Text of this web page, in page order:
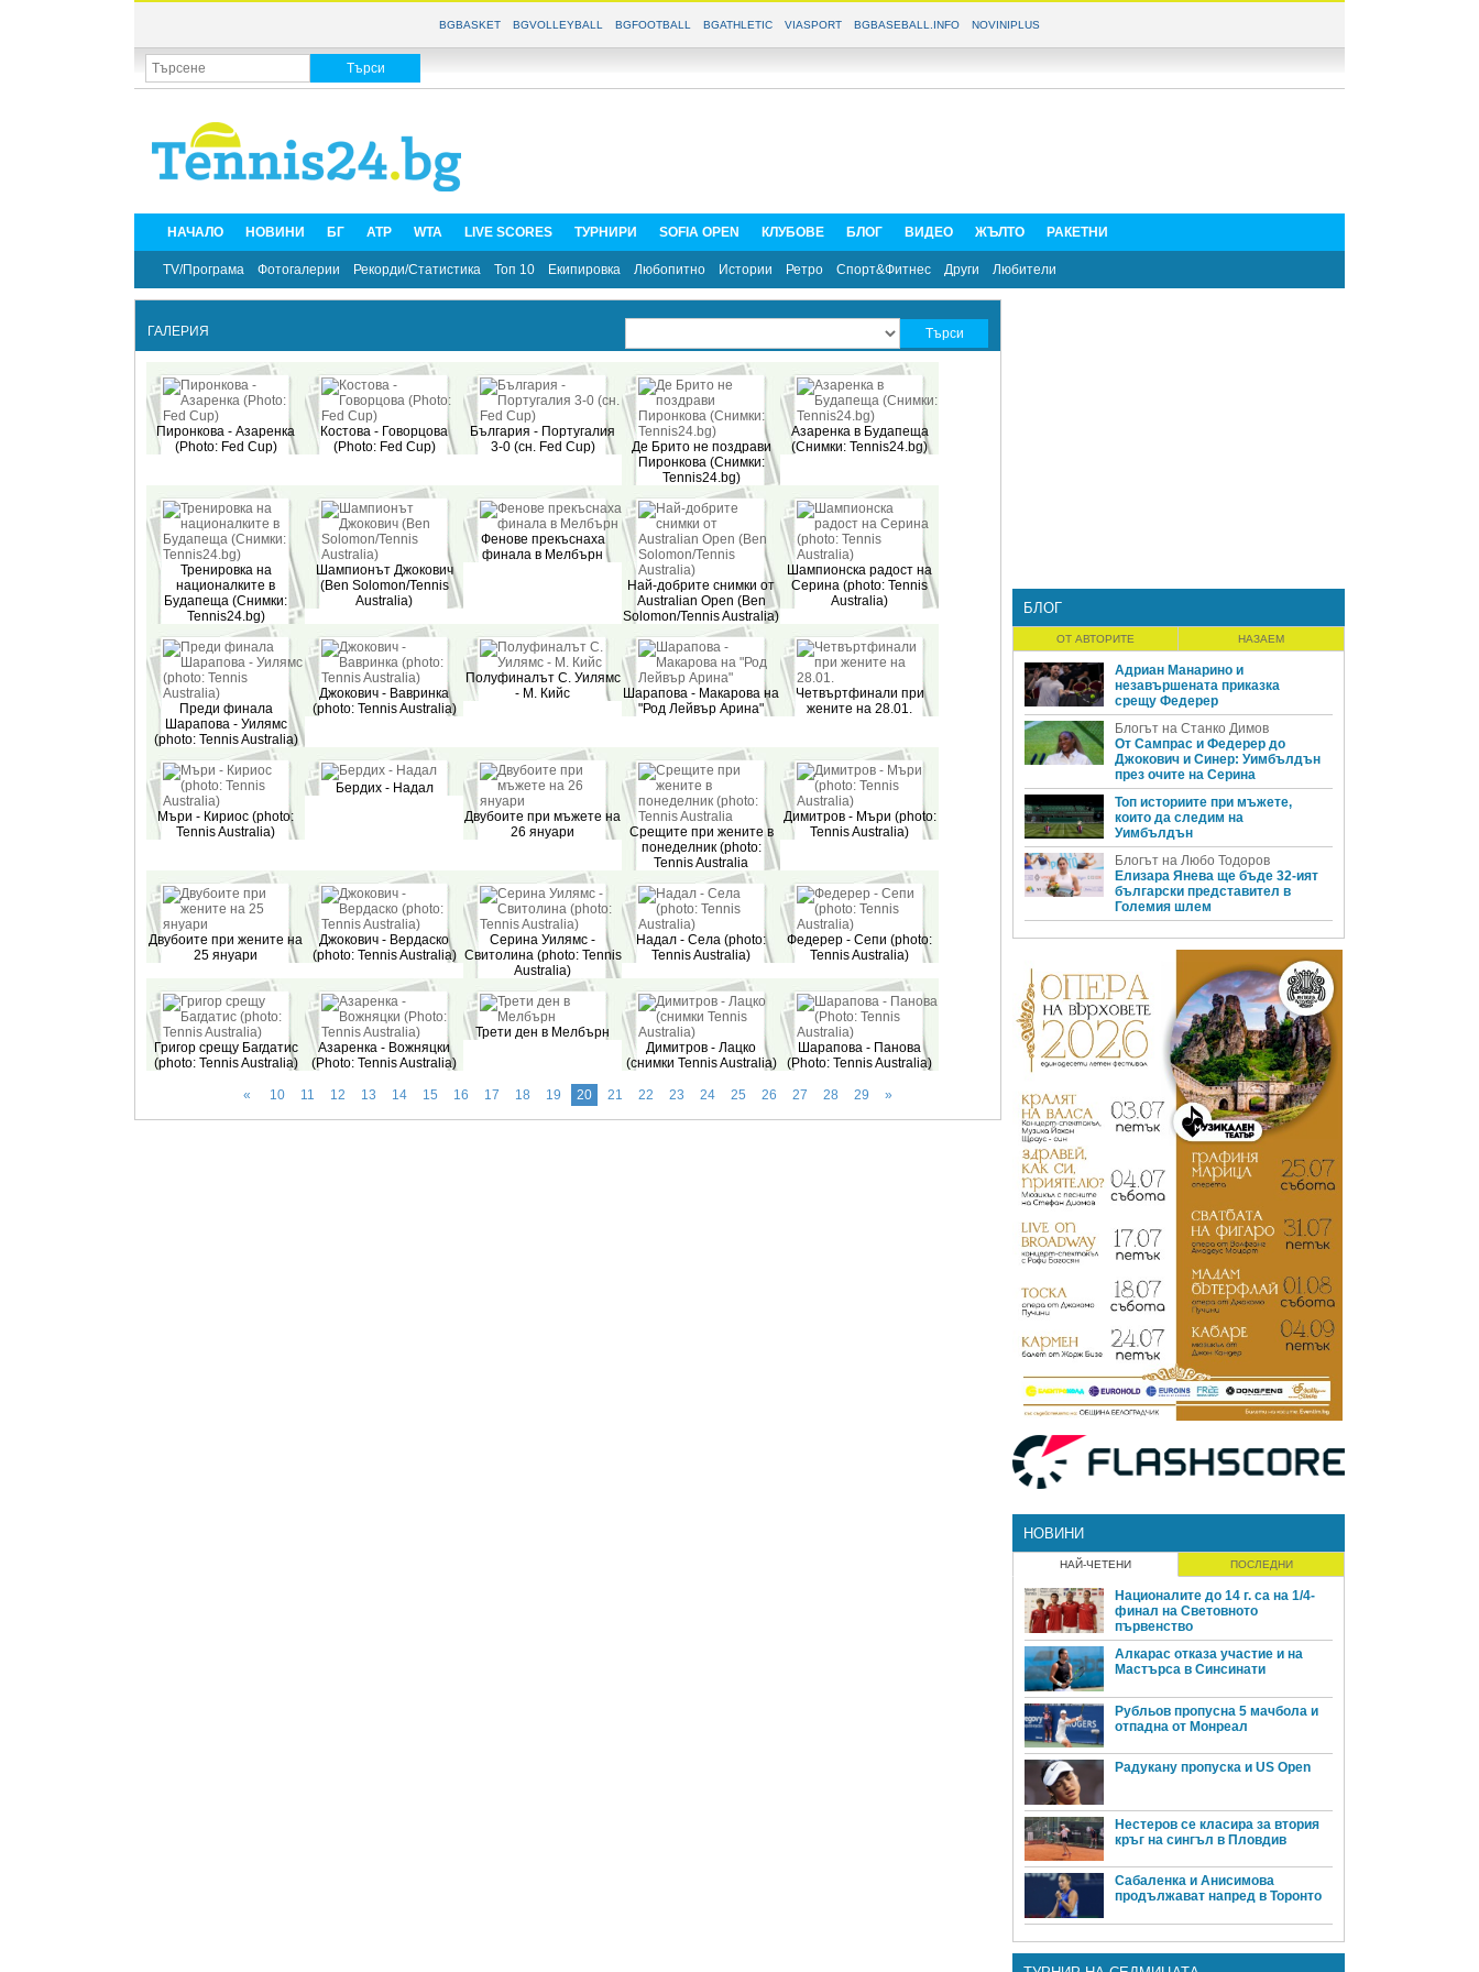
BGBASKET BGVOLLEYBALL BGFOOTBALL BGATHLETIC VIASPORT BGBASEBALL.INFO NOVINIPLUS
НАЧАЛО НОВИНИ БГ ATP WTA LIVE SCORES ТУРНИРИ SOFIA OPEN КЛУБОВЕ БЛОГ ВИДЕО ЖЪЛТО РАКЕТНИ
TV/Програма Фотогалерии Рекорди/Статистика Топ 10 Екипировка Любопитно Истории Ретро Спорт&Фитнес Други Любители
ГАЛЕРИЯ
Пиронкова - Азаренка
(Photo: Fed Cup)
Костова - Говорцова
(Photo: Fed Cup)
България - Португалия
3-0 (сн. Fed Cup)
Де Брито не поздрави
Пиронкова (Снимки:
Tennis24.bg)
Азаренка в Будапеща
(Снимки: Tennis24.bg)
Тренировка на
националките в
Будапеща (Снимки:
Tennis24.bg)
Шампионът Джокович
(Ben Solomon/Tennis
Australia)
Фенове прекъснаха
финала в Мелбърн
Най-добрите снимки от
Australian Open (Ben
Solomon/Tennis Australia)
Шампионска радост на
Серина (photo: Tennis
Australia)
Преди финала
Шарапова - Уилямс
(photo: Tennis Australia)
Джокович - Вавринка
(photo: Tennis Australia)
Полуфиналът С. Уилямс
- М. Кийс
Шарапова - Макарова на
"Род Лейвър Арина"
Четвъртфинали при
жените на 28.01.
Мъри - Кириос (photo:
Tennis Australia)
Бердих - Надал
Двубоите при мъжете на
26 януари
Срещите при жените в
понеделник (photo:
Tennis Australia
Димитров - Мъри (photo:
Tennis Australia)
Двубоите при жените на
25 януари
Джокович - Вердаско
(photo: Tennis Australia)
Серина Уилямс -
Свитолина (photo: Tennis
Australia)
Надал - Села (photo:
Tennis Australia)
Федерер - Сепи (photo:
Tennis Australia)
Григор срещу Багдатис
(photo: Tennis Australia)
Азаренка - Вожняцки
(Photo: Tennis Australia)
Трети ден в Мелбърн
Димитров - Лацко
(снимки Tennis Australia)
Шарапова - Панова
(Photo: Tennis Australia)
« 10 11 12 13 14 15 16 17 18 19 20 21 22 23 24 25 26 27 28 29 »
БЛОГ
ОТ АВТОРИТЕ НАЗАЕМ
Адриан Манарино и
незавършената приказка
срещу Федерер
Блогът на Станко Димов
От Сампрас и Федерер до
Джокович и Синер: Уимбълдън
през очите на Серина
Топ историите при мъжете,
които да следим на
Уимбълдън
Блогът на Любо Тодоров
Елизара Янева ще бъде 32-ият
български представител в
Големия шлем
НОВИНИ
НАЙ-ЧЕТЕНИ ПОСЛЕДНИ
Националите до 14 г. са на 1/4-
финал на Световното
първенство
Алкарас отказа участие и на
Мастърса в Синсинати
Рубльов пропусна 5 мачбола и
отпадна от Монреал
Радукану пропуска и US Open
Нестеров се класира за втория
кръг на сингъл в Пловдив
Сабаленка и Анисимова
продължават напред в Торонто